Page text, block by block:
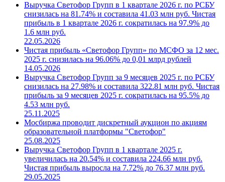
Выручка Светофор Групп в 1 квартале 2026 г. по РСБУ
снизилась на 81.74% и составила 41.03 млн руб. Чистая
прибыль в 1 квартале 2026 г. сократилась на 97.9% до
1.6 млн руб.
22.05.2026
Чистая прибыль «Светофор Групп» по МСФО за 12 мес.
2025 г. снизилась на 96.06% до 0,01 млрд рублей
14.05.2026
Выручка Светофор Групп за 9 месяцев 2025 г. по РСБУ
снизилась на 27.98% и составила 322.81 млн руб. Чистая
прибыль за 9 месяцев 2025 г. сократилась на 95.5% до
4.53 млн руб.
25.11.2025
Мосбиржа проводит дискретный аукцион по акциям
образовательной платформы "Светофор"
25.08.2025
Выручка Светофор Групп в 1 квартале 2025 г.
увеличилась на 20.54% и составила 224.66 млн руб.
Чистая прибыль выросла на 7.72% до 76.37 млн руб.
29.05.2025